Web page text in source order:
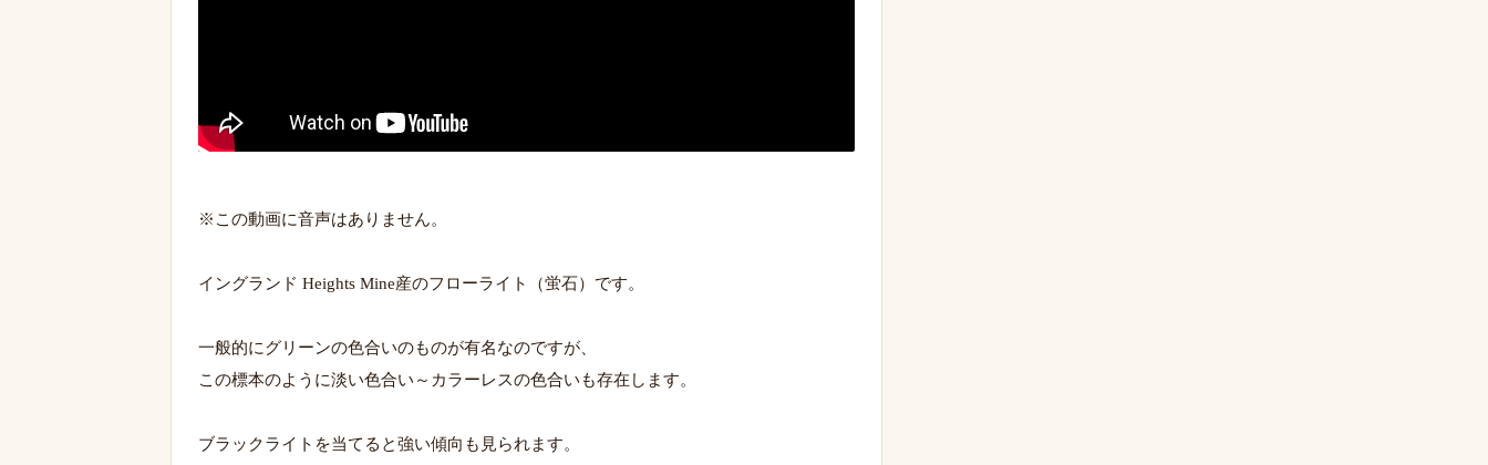
※この動画に音声はありません。
イングランド Heights Mine産のフローライト（蛍石）です。
一般的にグリーンの色合いのものが有名なのですが、
この標本のように淡い色合い～カラーレスの色合いも存在します。
ブラックライトを当てると強い傾向も見られます。